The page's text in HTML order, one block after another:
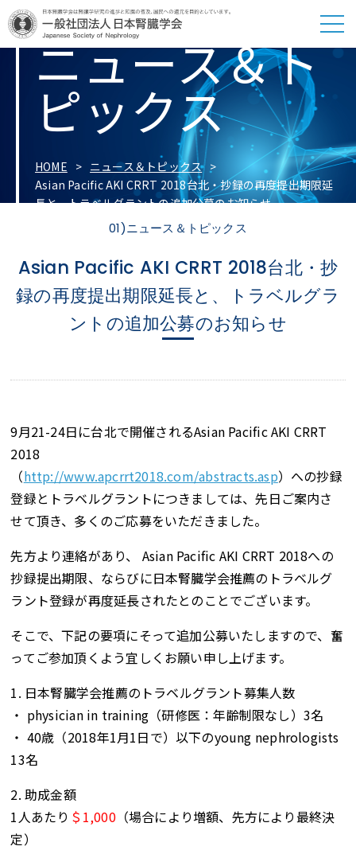
ニュース＆ト
ピックス
HOME
ニュース＆トピックス
Asian Pacific AKI CRRT 2018台北・抄録の再度提出期限延
長と、トラベルグラントの追加公募のお知らせ
01)ニュース＆トピックス
Asian Pacific AKI CRRT 2018台北・抄
録の再度提出期限延長と、トラベルグラ
ントの追加公募のお知らせ
9月21-24日に台北で開催されるAsian Pacific AKI CRRT
2018
（http://www.apcrrt2018.com/abstracts.asp）への抄録
登録とトラベルグラントにつきましては、先日ご案内さ
せて頂き、多くのご応募をいただきました。
先方より連絡があり、 Asian Pacific AKI CRRT 2018への
抄録提出期限、ならびに日本腎臓学会推薦のトラベルグ
ラント登録が再度延長されたとのことでございます。
そこで、下記の要項にそって追加公募いたしますので、奮
ってご参加頂くよう宜しくお願い申し上げます。
1. 日本腎臓学会推薦のトラベルグラント募集人数
・ physician in training（研修医：年齢制限なし）3名
・ 40歳（2018年1月1日で）以下のyoung nephrologists
13名
2. 助成金額
1人あたり ＄1,000（場合により増額、先方により最終決
定）